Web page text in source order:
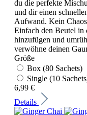
du die perfekte
und dir einen
Aufwand. Kein
Einfach den Beutel in
hinzufügen und
verwöhne deinen
Größe
Box (80 Sachets)
Single (10
6,99 €
Details